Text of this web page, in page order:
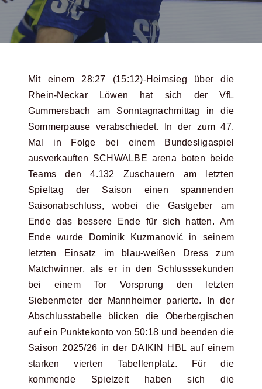
Mit einem 28:27 (15:12)-Heimsieg über die
Rhein-Neckar Löwen hat sich der VfL
Gummersbach am Sonntagnachmittag in die
Sommerpause verabschiedet. In der zum 47.
Mal in Folge bei einem Bundesligaspiel
ausverkauften SCHWALBE arena boten beide
Teams den 4.132 Zuschauern am letzten
Spieltag der Saison einen spannenden
Saisonabschluss, wobei die Gastgeber am
Ende das bessere Ende für sich hatten. Am
Ende wurde Dominik Kuzmanović in seinem
letzten Einsatz im blau-weißen Dress zum
Matchwinner, als er in den Schlusssekunden
bei einem Tor Vorsprung den letzten
Siebenmeter der Mannheimer parierte. In der
Abschlusstabelle blicken die Oberbergischen
auf ein Punktekonto von 50:18 und beenden die
Saison 2025/26 in der DAIKIN HBL auf einem
starken vierten Tabellenplatz. Für die
kommende Spielzeit haben sich die